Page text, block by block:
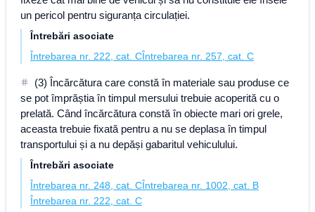
un pericol pentru siguranța circulației.
Întrebări asociate
Întrebarea nr. 222, cat. CÎntrebarea nr. 257, cat. C
(3) Încărcătura care constă în materiale sau produse ce
se pot împrăștia în timpul mersului trebuie acoperită cu o
prelată. Când încărcătura constă în obiecte mari ori grele,
aceasta trebuie fixată pentru a nu se deplasa în timpul
transportului și a nu depăși gabaritul vehiculului.
Întrebări asociate
Întrebarea nr. 248, cat. CÎntrebarea nr. 1002, cat. B
Întrebarea nr. 222, cat. C